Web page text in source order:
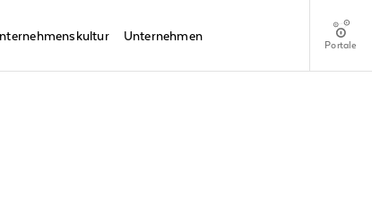
Unternehmen
Portale